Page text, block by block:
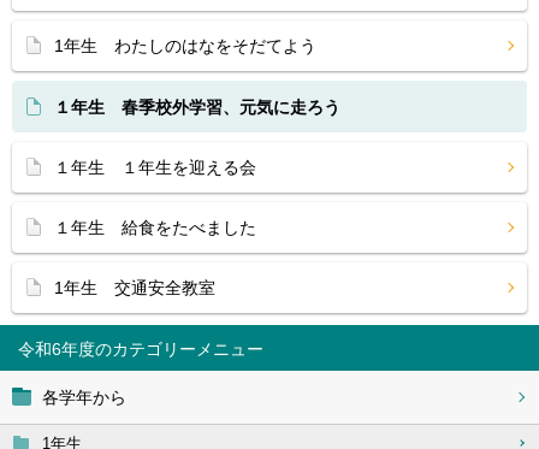
令和6年度
各学年から
1年生
1年生 わたしのはなをそだてよう
１年生 春季校外学習、元気に走ろう
１年生 １年生を迎える会
１年生 給食をたべました
1年生 交通安全教室